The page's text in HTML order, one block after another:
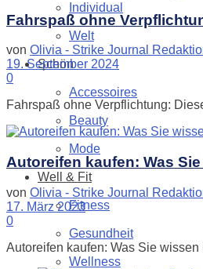
Individual
Welt
Schön
Accessoires
Beauty
Mode
Well & Fit
Fitness
Gesundheit
Wellness
Fahrspaß ohne
von Olivia - Strike Journal
19. September 2024
0
Fahrspaß ohne Verpflichtung:
Autoreifen kaufen: Was
von Olivia - Strike Journal
17. März 2023
0
Autoreifen kaufen: Was Sie